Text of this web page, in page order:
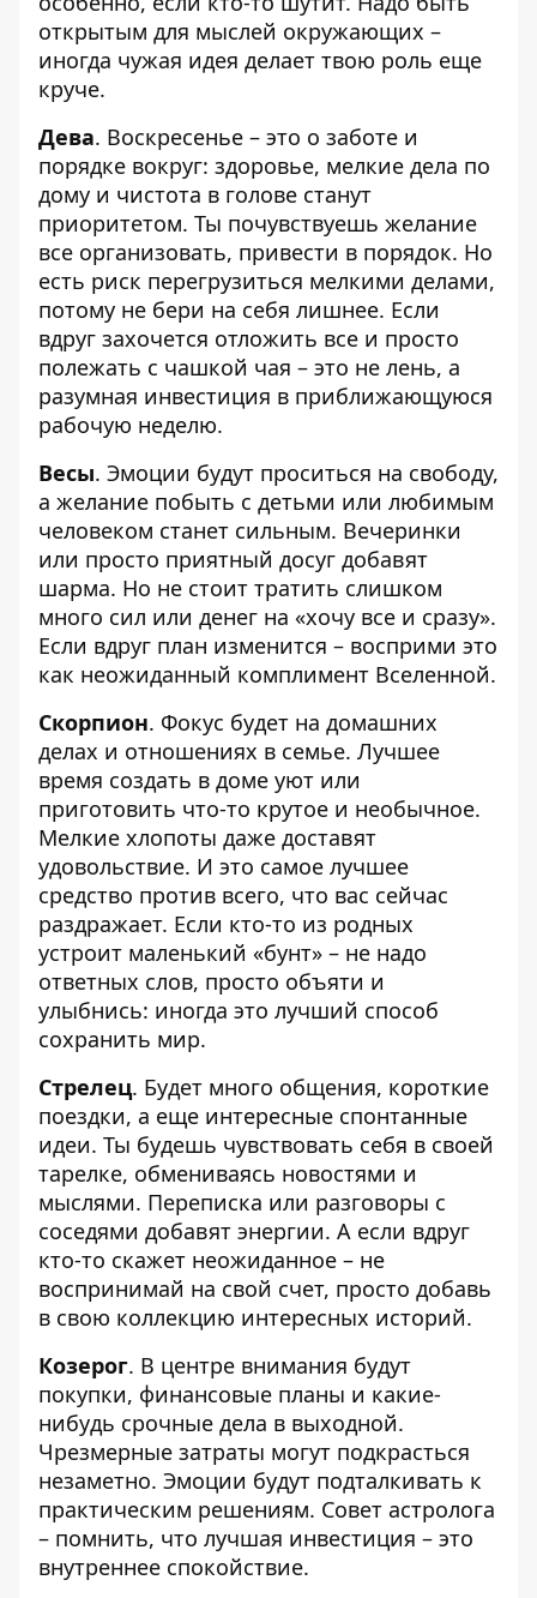
открытым для мыслей окружающих –
иногда чужая идея делает твою роль еще
круче.
Дева. Воскресенье – это о заботе и
порядке вокруг: здоровье, мелкие дела по
дому и чистота в голове станут
приоритетом. Ты почувствуешь желание
все организовать, привести в порядок. Но
есть риск перегрузиться мелкими делами,
потому не бери на себя лишнее. Если
вдруг захочется отложить все и просто
полежать с чашкой чая – это не лень, а
разумная инвестиция в приближающуюся
рабочую неделю.
Весы. Эмоции будут проситься на свободу,
а желание побыть с детьми или любимым
человеком станет сильным. Вечеринки
или просто приятный досуг добавят
шарма. Но не стоит тратить слишком
много сил или денег на «хочу все и сразу».
Если вдруг план изменится – восприми это
как неожиданный комплимент Вселенной.
Скорпион. Фокус будет на домашних
делах и отношениях в семье. Лучшее
время создать в доме уют или
приготовить что-то крутое и необычное.
Мелкие хлопоты даже доставят
удовольствие. И это самое лучшее
средство против всего, что вас сейчас
раздражает. Если кто-то из родных
устроит маленький «бунт» – не надо
ответных слов, просто объяти и
улыбнись: иногда это лучший способ
сохранить мир.
Стрелец. Будет много общения, короткие
поездки, а еще интересные спонтанные
идеи. Ты будешь чувствовать себя в своей
тарелке, обмениваясь новостями и
мыслями. Переписка или разговоры с
соседями добавят энергии. А если вдруг
кто-то скажет неожиданное – не
воспринимай на свой счет, просто добавь
в свою коллекцию интересных историй.
Козерог. В центре внимания будут
покупки, финансовые планы и какие-
нибудь срочные дела в выходной.
Чрезмерные затраты могут подкрасться
незаметно. Эмоции будут подталкивать к
практическим решениям. Совет астролога
– помнить, что лучшая инвестиция – это
внутреннее спокойствие.